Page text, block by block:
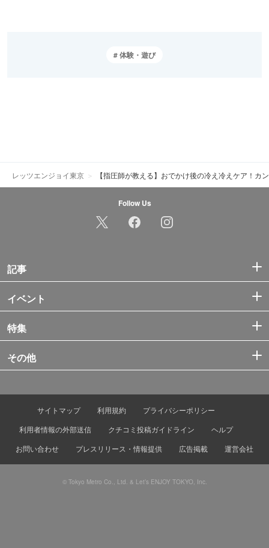
体験・遊び
レッツエンジョイ東京 【指圧師が教える】おでかけ後の冷え冷えケア！
Follow Us
記事
イベント
特集
その他
サイトマップ 利用規約
プライバシーポリシー
利用者情報の外部送信
クチコミ投稿ガイドライン
ヘルプ
お問い合わせ
プレスリリース・情報提供 広告掲載 運営会社
© Tokyo Metro Co., Ltd. & Let’s ENJOY TOKYO, Inc.